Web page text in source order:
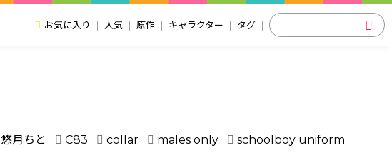
お気に入り 人気 原作 キャラクター タグ
悠月ちと C83 collar males only
schoolboy uniform